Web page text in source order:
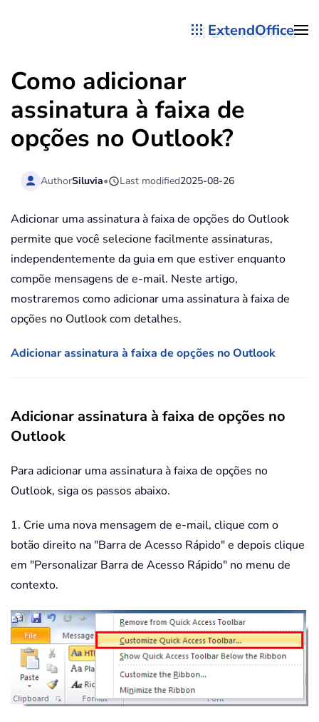
ExtendOffice
Como adicionar
assinatura à faixa de
opções no Outlook?
AuthorSiluvia• Last modified2025-08-26
Adicionar uma assinatura à faixa de opções do Outlook
permite que você selecione facilmente assinaturas,
independentemente da guia em que estiver enquanto
compõe mensagens de e-mail. Neste artigo,
mostraremos como adicionar uma assinatura à faixa de
opções no Outlook com detalhes.
Adicionar assinatura à faixa de opções no Outlook
Adicionar assinatura à faixa de opções no
Outlook
Para adicionar uma assinatura à faixa de opções no
Outlook, siga os passos abaixo.
1. Crie uma nova mensagem de e-mail, clique com o
botão direito na "Barra de Acesso Rápido" e depois clique
em "Personalizar Barra de Acesso Rápido" no menu de
contexto.